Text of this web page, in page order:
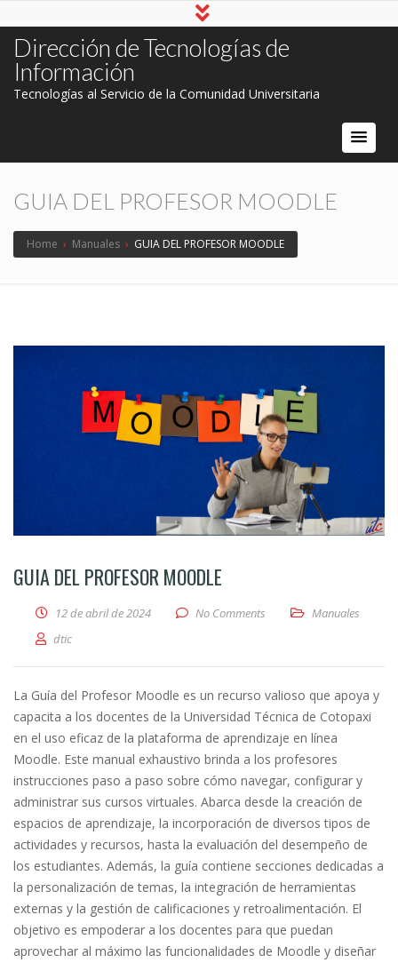
Dirección de Tecnologías de
Información
Tecnologías al Servicio de la Comunidad Universitaria
GUIA DEL PROFESOR MOODLE
Home › Manuales › GUIA DEL PROFESOR MOODLE
GUIA DEL PROFESOR MOODLE
12 de abril de 2024 No Comments
Manuales
dtic
La Guía del Profesor Moodle es un recurso valioso que apoya y
capacita a los docentes de la Universidad Técnica de Cotopaxi
en el uso eficaz de la plataforma de aprendizaje en línea
Moodle. Este manual exhaustivo brinda a los profesores
instrucciones paso a paso sobre cómo navegar, configurar y
administrar sus cursos virtuales. Abarca desde la creación de
espacios de aprendizaje, la incorporación de diversos tipos de
actividades y recursos, hasta la evaluación del desempeño de
los estudiantes. Además, la guía contiene secciones dedicadas a
la personalización de temas, la integración de herramientas
externas y la gestión de calificaciones y retroalimentación. El
objetivo es empoderar a los docentes para que puedan
aprovechar al máximo las funcionalidades de Moodle y diseñar